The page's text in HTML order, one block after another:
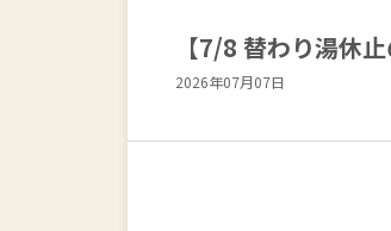
【7/8 替わり湯休止
2026年07月07日